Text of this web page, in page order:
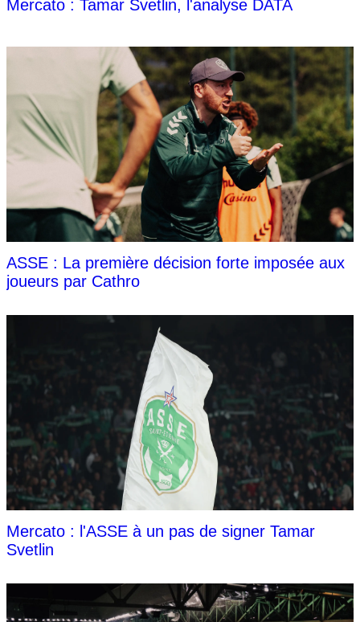
Mercato : Tamar Svetlin, l'analyse DATA
ASSE : La première décision forte imposée aux
joueurs par Cathro
Mercato : l'ASSE à un pas de signer Tamar
Svetlin